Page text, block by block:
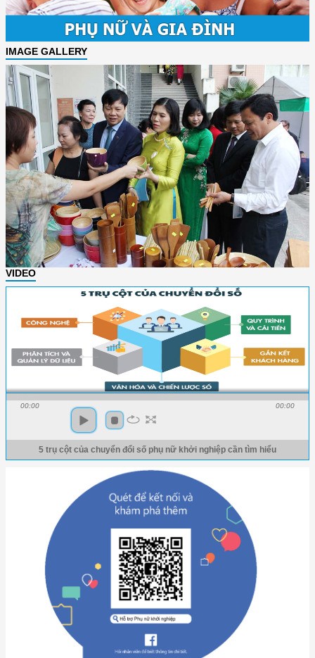
IMAGE GALLERY
VIDEO
00:00 00:00
5 trụ cột của chuyển đổi số phụ nữ khởi nghiệp cần tìm hiểu